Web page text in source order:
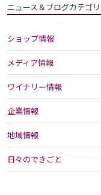
ニュース＆ブログカテゴ
ショップ情報
メディア情報
ワイナリー情報
企業情報
地域情報
日々のできごと